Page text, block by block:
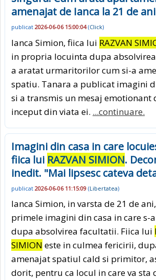
amenajat de Ianca la 21 de ani
publicat 2026-06-06 15:00:04(Click)
Ianca Simion, fiica lui RAZVAN
in propria locuinta dupa
a aratat urmaritorilor cum si-a
spatiu. Tanara a publicat imagini
si a transmis un mesaj emotionant
inceput din viata ei. ...continuare.
Imagini din casa in care
fiica lui RAZVAN SIMION.
inedit. "Mai lipsesc cateva
publicat 2026-06-06 11:15:09 (Libertatea)
Ianca Simion, in varsta de 21 de
primele imagini din casa in care s-
dupa absolvirea facultatii. Fiica lui
SIMION este in culmea fericirii,
amenajat spatiul cald si primitor,
dorit, pentru ca locul in care va sta